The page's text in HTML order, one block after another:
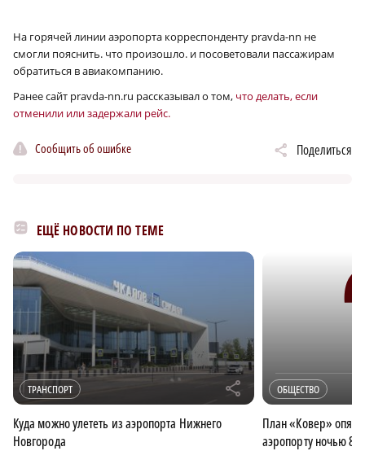
На горячей линии аэропорта корреспонденту pravda-nn не
смогли пояснить. что произошло. и посоветовали пассажирам
обратиться в авиакомпанию.
Ранее сайт pravda-nn.ru рассказывал о том, что делать, если
отменили или задержали рейс.
Сообщить об ошибке Поделиться
ЕЩЁ НОВОСТИ ПО ТЕМЕ
ТРАНСПОРТ r
Куда можно улететь из аэропорта Нижнего
Новгорода
ОБЩЕСТВО
План «Ковер»
аэропорту ночью 8